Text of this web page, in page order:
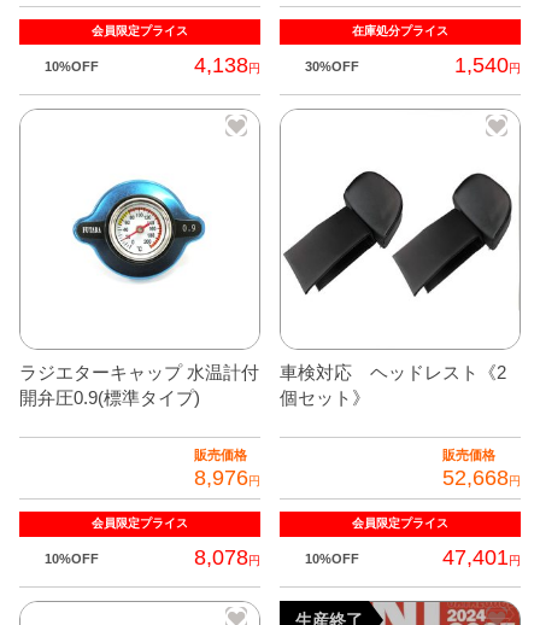
シ
ョ
が
す。
オ
プ
ョ
ン
は
商
ペ
か
ら
会員限定プライス
10%OFF 4,138円
在庫処分プライス
30%OFF 1,540円
ラジエターキャップ 水温計付
開弁圧0.9(標準タイプ)
販売価格
8,976円
会員限定プライス
10%OFF 8,078円
車検対応 ヘッドレスト《2
個セット》
販売価格
52,668円
会員限定プライス
10%OFF 47,401円
生産終了